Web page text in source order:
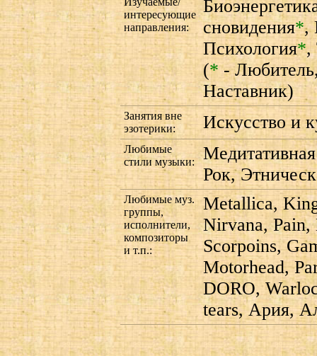
интересующие
направления:
сновидения*,
Психология*,
(*-
Наставник)
Занятия вне
эзотерики:
Искусство и
Любимые
стили музыки:
Рок,
Любимые муз.
группы,
исполнители,
композиторы
и т.п.:
Metallica,
Nirvana,
Scorpoins,
Motorhead,
DORO,
tears, Ария,